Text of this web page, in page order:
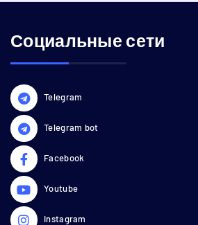
Социальные сети
Telegram
Telegram bot
Facebook
Youtube
Instagram